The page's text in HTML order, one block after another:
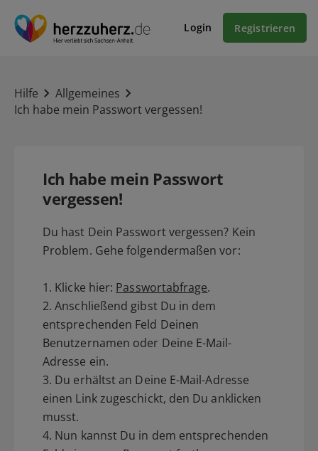
Login Registrieren
Hilfe
Allgemeines
Ich habe mein Passwort vergessen!
Ich habe mein Passwort
vergessen!
Du hast Dein Passwort vergessen? Kein
Problem. Gehe folgendermaßen vor:
1. Klicke hier: Passwortabfrage.
2. Anschließend gibst Du in dem
entsprechenden Feld Deinen
Benutzernamen oder Deine E-Mail-
Adresse ein.
3. Du erhältst an Deine E-Mail-Adresse
einen Link zugeschickt, den Du anklicken
musst.
4. Nun kannst Du in dem entsprechenden